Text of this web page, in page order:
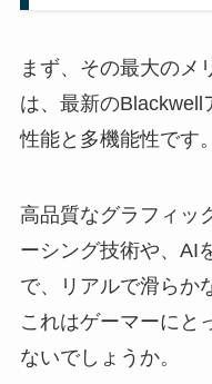
まず、その最大のメ
は、最新のBlackwell
性能と多機能性です。
高品質なグラフィッ
ーシング技術や、AI
で、リアルで滑らか
これはゲーマーにと
ないでしょうか。